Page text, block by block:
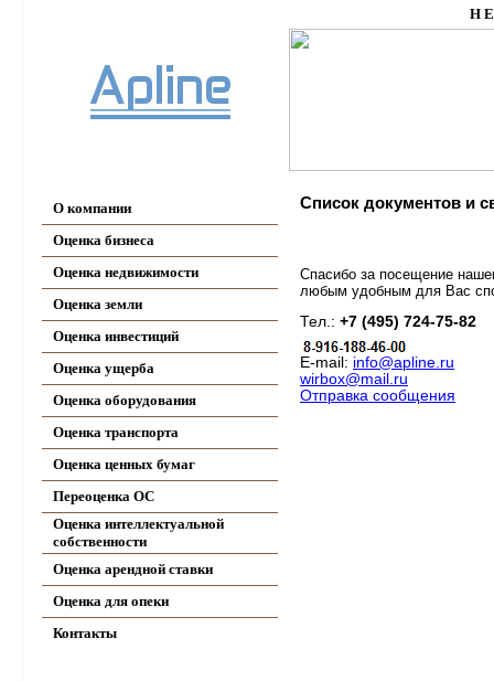
Н
О компании
Оценка бизнеса
Оценка недвижимости
Оценка земли
Оценка инвестиций
Оценка ущерба
Оценка оборудования
Оценка транспорта
Оценка ценных бумаг
Переоценка ОС
Оценка интеллектуальной
собственности
Оценка арендной ставки
Оценка для опеки
Контакты
Список документов и
Спасибо за посещение
любым удобным для Вас
Тел.: +7 (495) 724-75-82
E-mail: info@apline.ru
wirbox@mail.ru
Отправка сообщения